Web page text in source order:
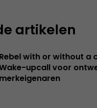
artikelen
Rebel with or without a
upcall voor
merkeigenaren